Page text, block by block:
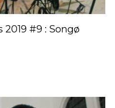
2019 #9 : Songø